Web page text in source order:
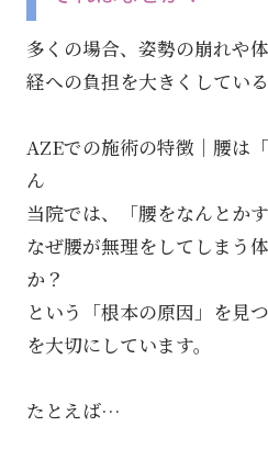
多くの場合、姿勢の崩れや
経への負担を大きくしている
AZEでの施術の特徴｜腰は
ん
当院では、「腰をなんとか
なぜ腰が無理をしてしまう
か？
という「根本の原因」を見
を大切にしています。
たとえば…